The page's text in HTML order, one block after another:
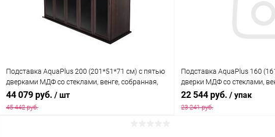
В избранное
Подставка AquaPlus 200 (201*51*71 см) с пятью
дверками МДФ со стеклами, венге, собранная,
подходит для модели аквариума LUX П700
44 079 руб. / шт
45 442 руб.
Подставка AquaPlus 160
дверки МДФ со стеклами,
подходит для модели
22 544 руб. / упак
23 241 руб.